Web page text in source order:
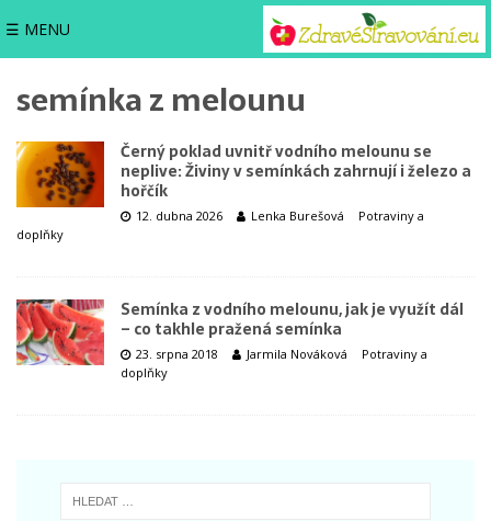
☰ MENU
semínka z melounu
Černý poklad uvnitř vodního melounu se
neplive: Živiny v semínkách zahrnují i železo a
hořčík
12. dubna 2026 Lenka Burešová
Potraviny a
doplňky
Semínka z vodního melounu, jak je využít dál
– co takhle pražená semínka
23. srpna 2018 Jarmila Nováková
Potraviny a
doplňky